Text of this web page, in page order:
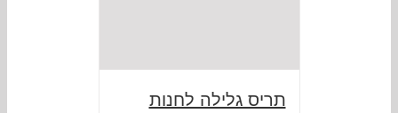
תריס גלילה לחנות